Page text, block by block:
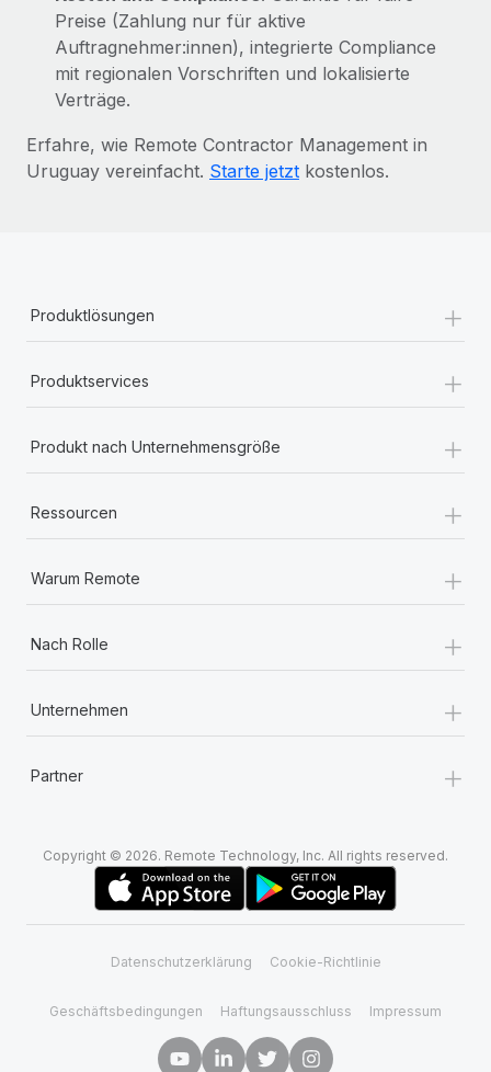
Preise (Zahlung nur für aktive
Auftragnehmer:innen), integrierte Compliance
mit regionalen Vorschriften und lokalisierte
Verträge.
Erfahre, wie Remote Contractor Management in
Uruguay vereinfacht. Starte jetzt kostenlos.
Produktlösungen +
Produktservices +
Produkt nach Unternehmensgröße +
Ressourcen +
Warum Remote +
Nach Rolle +
Unternehmen +
Partner +
Copyright © 2026. Remote Technology, Inc. All rights reserved.
Datenschutzerklärung Cookie-Richtlinie
Geschäftsbedingungen Haftungsausschluss Impressum